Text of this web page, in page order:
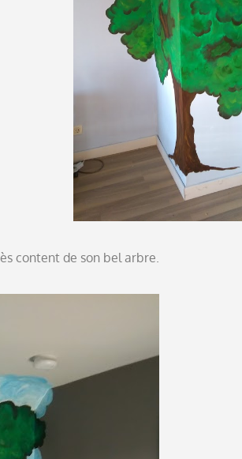
content de son bel arbre.